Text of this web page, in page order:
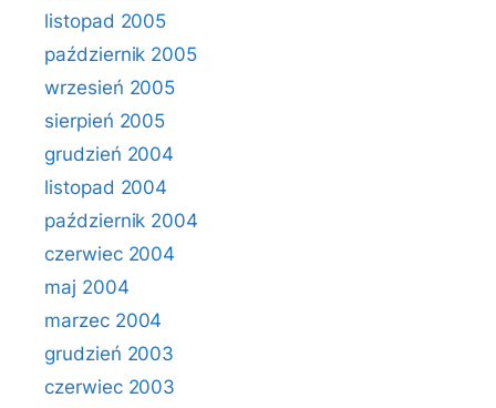
listopad 2005
październik 2005
wrzesień 2005
sierpień 2005
grudzień 2004
listopad 2004
październik 2004
czerwiec 2004
maj 2004
marzec 2004
grudzień 2003
czerwiec 2003